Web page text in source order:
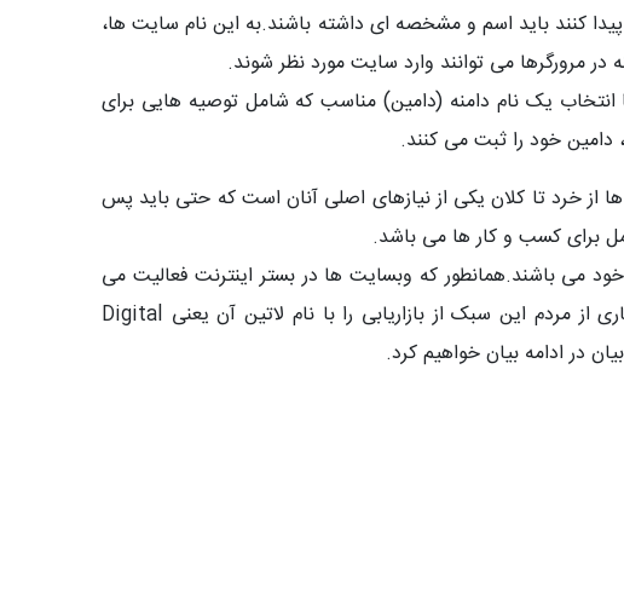
کنند باید اسم و مشخصه ای داشته باشند.به این نام سایت ها،
یک نام دامنه (دامین) مناسب که شامل توصیه هایی برای
خود را ثبت می کنند.
از خرد تا کلان یکی از نیازهای اصلی آنان است که حتی باید پس
برای کسب و کار ها می باشد.
می باشند.همانطور که وبسایت ها در بستر اینترنت فعالیت می
کنند، بازاریابی آنها هم در اینترنت صورت می گیرد که به آن بازاریابی اینترنتی یا بازاریابی دیجیتال می گویند؛ بسیاری از مردم این سبک از بازاریابی را با نام لاتین آن یعنی Digital